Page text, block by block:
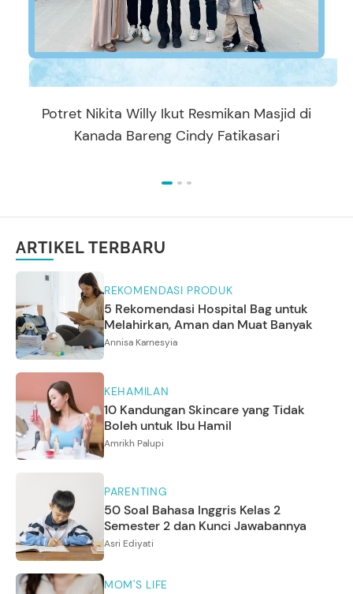
Potret Nikita Willy Ikut Resmikan Masjid di
Kanada Bareng Cindy Fatikasari
ARTIKEL TERBARU
REKOMENDASI PRODUK
5 Rekomendasi Hospital Bag untuk
Melahirkan, Aman dan Muat Banyak
Annisa Karnesyia
KEHAMILAN
10 Kandungan Skincare yang Tidak
Boleh untuk Ibu Hamil
Amrikh Palupi
PARENTING
50 Soal Bahasa Inggris Kelas 2
Semester 2 dan Kunci Jawabannya
Asri Ediyati
MOM'S LIFE